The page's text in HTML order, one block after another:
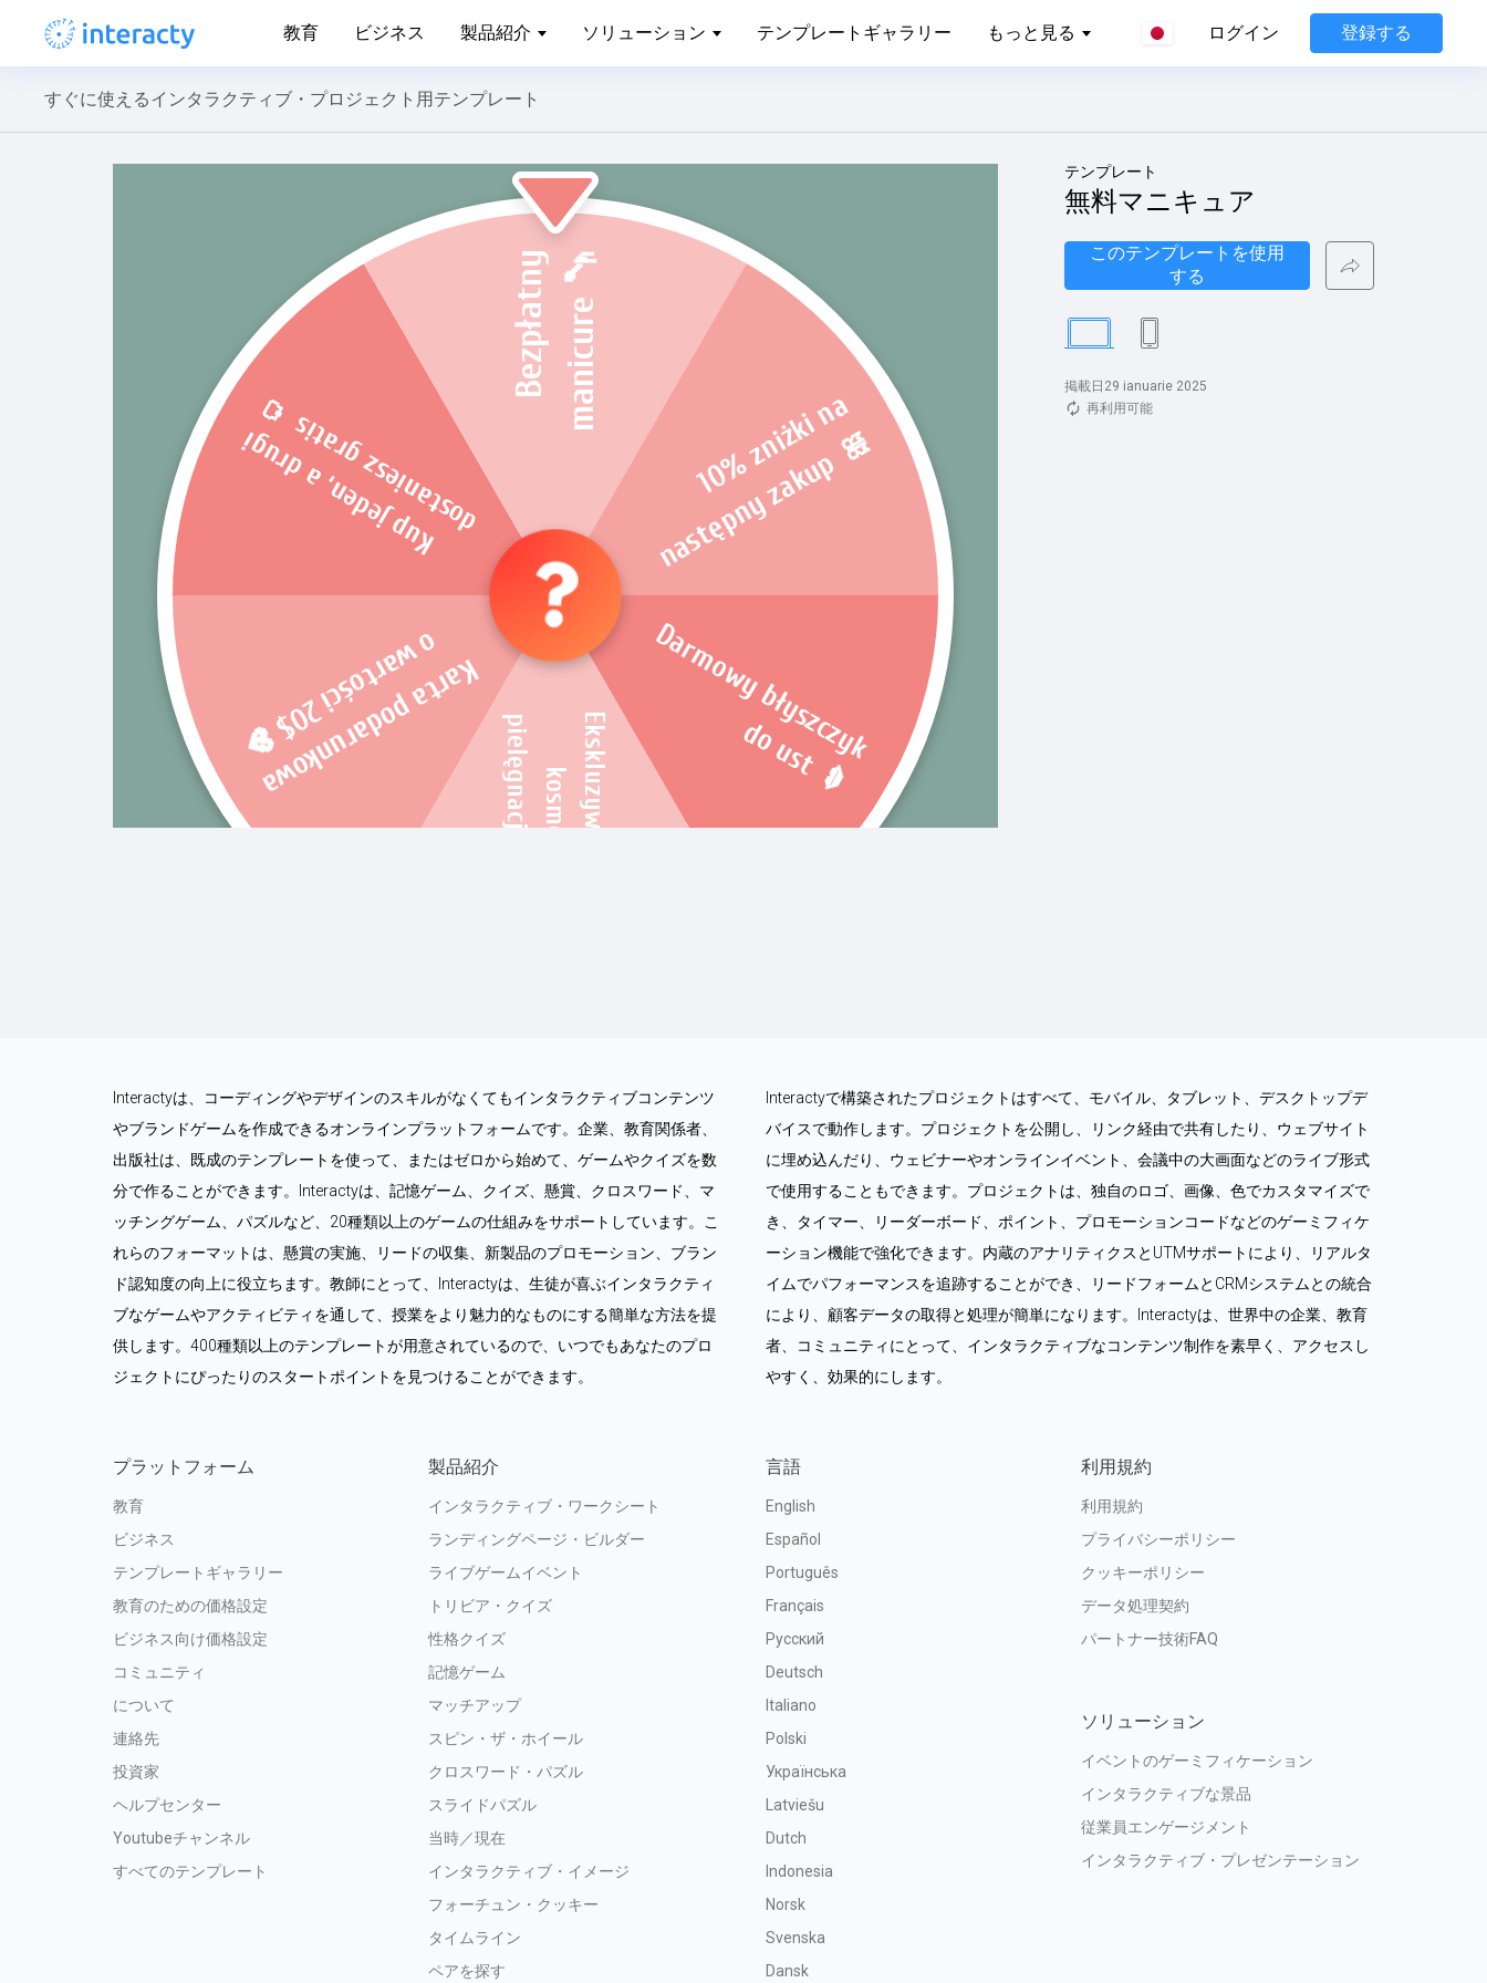
教育 ビジネス 製品紹介 ソリューション テンプレートギャラリー もっと見る ログイン 登録する
すぐに使えるインタラクティブ・プロジェクト用テンプレート
テンプレート
無料マニキュア
このテンプレートを使用
する
掲載日29 ianuarie 2025
再利用可能
Interactyは、コーディングやデザインのスキルがなくてもインタラクティブコンテンツ
やブランドゲームを作成できるオンラインプラットフォームです。企業、教育関係者、
出版社は、既成のテンプレートを使って、またはゼロから始めて、ゲームやクイズを数
分で作ることができます。Interactyは、記憶ゲーム、クイズ、懸賞、クロスワード、マ
ッチングゲーム、パズルなど、20種類以上のゲームの仕組みをサポートしています。こ
れらのフォーマットは、懸賞の実施、リードの収集、新製品のプロモーション、ブラン
ド認知度の向上に役立ちます。教師にとって、Interactyは、生徒が喜ぶインタラクティ
ブなゲームやアクティビティを通して、授業をより魅力的なものにする簡単な方法を提
供します。400種類以上のテンプレートが用意されているので、いつでもあなたのプロ
ジェクトにぴったりのスタートポイントを見つけることができます。
Interactyで構築されたプロジェクトはすべて、モバイル、タブレット、デスクトップデ
バイスで動作します。プロジェクトを公開し、リンク経由で共有したり、ウェブサイト
に埋め込んだり、ウェビナーやオンラインイベント、会議中の大画面などのライブ形式
で使用することもできます。プロジェクトは、独自のロゴ、画像、色でカスタマイズで
き、タイマー、リーダーボード、ポイント、プロモーションコードなどのゲーミフィケ
ーション機能で強化できます。内蔵のアナリティクスとUTMサポートにより、リアルタ
イムでパフォーマンスを追跡することができ、リードフォームとCRMシステムとの統合
により、顧客データの取得と処理が簡単になります。Interactyは、世界中の企業、教育
者、コミュニティにとって、インタラクティブなコンテンツ制作を素早く、アクセスし
やすく、効果的にします。
プラットフォーム
教育
ビジネス
テンプレートギャラリー
教育のための価格設定
ビジネス向け価格設定
コミュニティ
について
連絡先
投資家
ヘルプセンター
Youtubeチャンネル
すべてのテンプレート
製品紹介
インタラクティブ・ワークシート
ランディングページ・ビルダー
ライブゲームイベント
トリビア・クイズ
性格クイズ
記憶ゲーム
マッチアップ
スピン・ザ・ホイール
クロスワード・パズル
スライドパズル
当時／現在
インタラクティブ・イメージ
フォーチュン・クッキー
タイムライン
ペアを探す
言語
English
Español
Português
Français
Русский
Deutsch
Italiano
Polski
Українська
Latviešu
Dutch
Indonesia
Norsk
Svenska
Dansk
利用規約
利用規約
プライバシーポリシー
クッキーポリシー
データ処理契約
パートナー技術FAQ
ソリューション
イベントのゲーミフィケーション
インタラクティブな景品
従業員エンゲージメント
インタラクティブ・プレゼンテーション